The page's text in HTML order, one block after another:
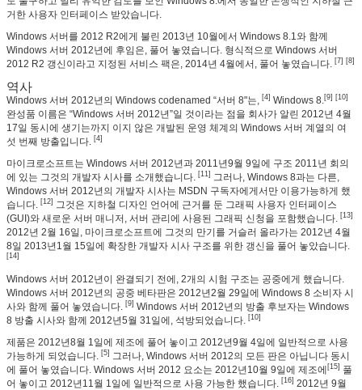
거한 사용자 인터페이스 받았습니다.
Windows 서버를 2012 R2에게 불린 2013년 10월에서 Windows 8.1와 함께
Windows 서버 2012년에 후임은, 풀어 놓였습니다. 형식적으로 Windows 서버
2012 R2 갱신이라고 지정된 서비스 팩은, 2014년 4월에서, 풀어 놓였습니다. [7] [8]
역사
Windows 서버 2012년의 Windows codenamed “서버 8"는, [4] Windows 8.[9] [10]
완성품 이름은 “Windows 서버 2012년”일 것이라는 점을 회사가 알린 2012년 4월
17일 동시에 생기는까지 이지 않은 개발된 운영 체계의 Windows 서버 계열의 여
섯 번째 방출입니다. [4]
마이크로소프트는 Windows 서버 2012년과 2011년9월 9일에 구조 2011년 회의
에 있는 그것의 개발자 시사를 소개했습니다. [11] 그러나, Windows 8과는 다른,
Windows 서버 2012년의 개발자 시사는 MSDN 구독자에게서만 이용가능하게 했
습니다. [12] 그것은 지하철 디자인 언어에 근거를 둔 그래픽 사용자 인터페이스
(GUI)와 새로운 서버 매니저, 서버 관리에 사용된 그래픽 신청을 포함했습니다. [13]
2012년 2월 16일, 마이크로소프트에 그것의 만기를 거슬러 올라가는 2012년 4월
8일 2013년1월 15일에 확장한 개발자 시사 구조를 위한 갱신을 풀어 놓았습니다.
[14]
Windows 서버 2012년이 완결되기 전에, 2개의 시험 구조는 공중에게 했습니다.
Windows 서버 2012년의 공중 베타판은 2012년2월 29일에 Windows 8 소비자 시
사와 함께 풀어 놓였습니다. [9] Windows 서버 2012년의 방출 후보자는 Windows
8 방출 시사와 함께 2012년5월 31일에, 석방되었습니다. [10]
제품은 2012년8월 1일에 제조에 풀어 놓이고 2012년9월 4일에 일반적으로 사용
가능하게 되었습니다. [5] 그러나, Windows 서버 2012의 모든 판은 아닙니다 동시
에 풀어 놓였습니다. Windows 서버 2012 요소는 2012년10월 9일에 제조에 [15] 풀
어 놓이고 2012년11월 1일에 일반적으로 사용 가능한 했습니다. [16] 2012년 9월